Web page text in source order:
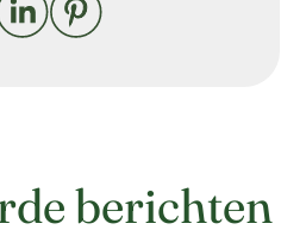
 
berichten